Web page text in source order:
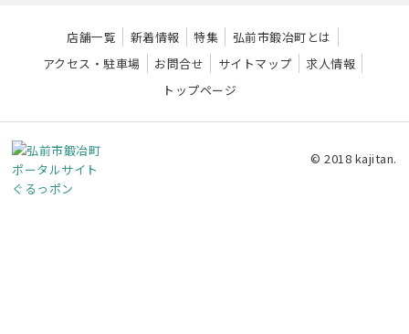
店舗一覧 新着情報 特集
弘前市鍛冶町とは
アクセス・駐車場
お問合せ サイトマップ
求人情報
トップページ
© 2018 kajitan.